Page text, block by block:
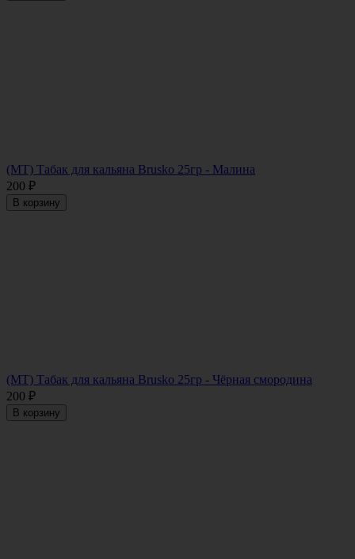
(МТ) Табак для кальяна Brusko 25гр - Малина
200 ₽
В корзину
(МТ) Табак для кальяна Brusko 25гр - Чёрная смородина
200 ₽
В корзину